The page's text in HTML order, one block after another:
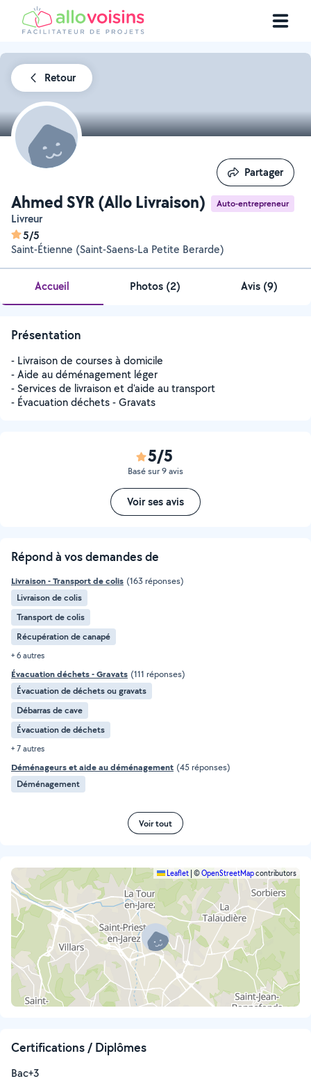
Retour
Ahmed SYR (Allo Livraison) Auto-entrepreneur
Livreur
5/5
Saint-Étienne (Saint-Saens-La Petite Berarde)
Partager
Partager
Accueil Photos (2) Avis (9)
Présentation
- Livraison de courses à domicile
- Aide au déménagement léger
- Services de livraison et d'aide au transport
- Évacuation déchets - Gravats
5/5
Basé sur 9 avis
Voir ses avis
Répond à vos demandes de
Livraison - Transport de colis (163 réponses)
Livraison de colis
Transport de colis
Récupération de canapé
+ 6 autres
Évacuation déchets - Gravats (111 réponses)
Évacuation de déchets ou gravats
Débarras de cave
Évacuation de déchets
+ 7 autres
Déménageurs et aide au déménagement (45 réponses)
Déménagement
Voir tout
Leaflet ©OpenStreetMapcontributors
Certifications / Diplômes
Bac+3